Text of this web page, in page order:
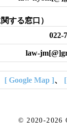
する窓口）
022-
law-
[ Google Map ]、
© 2020-2026